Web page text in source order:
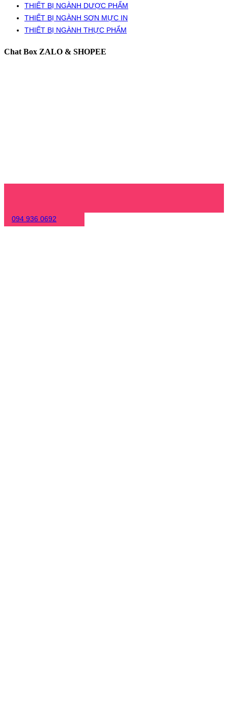
THIẾT BỊ NGÀNH DƯỢC PHẨM
THIẾT BỊ NGÀNH SƠN MỰC IN
THIẾT BỊ NGÀNH THỰC PHẨM
Chat Box ZALO & SHOPEE
094 936 0692